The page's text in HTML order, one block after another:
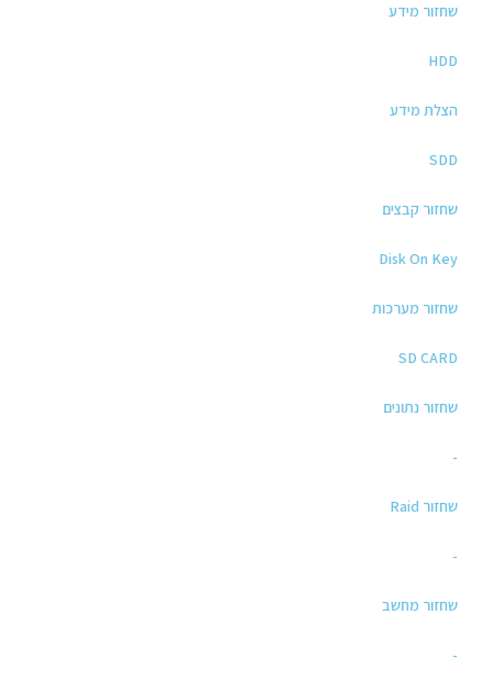
שחזור מידע
HDD
הצלת מידע
SDD
שחזור קבצים
Disk On Key
שחזור מערכות
SD CARD
שחזור נתונים
-
שחזור Raid
-
שחזור מחשב
-